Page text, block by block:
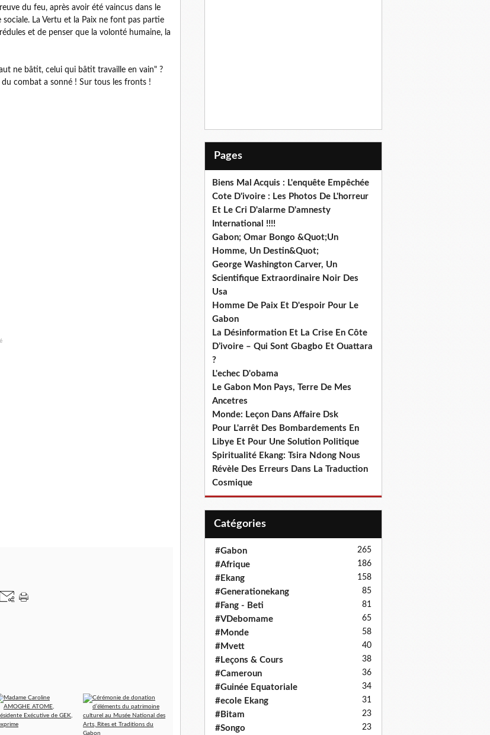
du feu, après avoir été vaincus dans le
La Vertu et la Paix ne font pas partie
et de penser que la volonté humaine, la
ne bâtit, celui qui bâtit travaille en vain" ?
du combat a sonné ! Sur tous les fronts !
Pages
Biens Mal Acquis : L'enquête Empêchée
Cote D'ivoire : Les Photos De L'horreur
Et Le Cri D'alarme D'amnesty
International !!!!
Gabon; Omar Bongo &Quot;Un
Homme, Un Destin&Quot;
George Washington Carver, Un
Scientifique Extraordinaire Noir Des
Usa
Homme De Paix Et D'espoir Pour Le
Gabon
La Désinformation Et La Crise En Côte
D’ivoire – Qui Sont Gbagbo Et Ouattara
?
L'echec D'obama
Le Gabon Mon Pays, Terre De Mes
Ancetres
Monde: Leçon Dans Affaire Dsk
Pour L'arrêt Des Bombardements En
Libye Et Pour Une Solution Politique
Spiritualité Ekang: Tsira Ndong Nous
Révèle Des Erreurs Dans La Traduction
Cosmique
Catégories
#Gabon 265
#Afrique 186
#Ekang 158
#Generationekang 85
#Fang - Beti 81
#VDebomame 65
#Monde 58
#Mvett 40
#Leçons & Cours 38
#Cameroun 36
#Guinée Equatoriale 34
#ecole Ekang 31
#Bitam 23
#Songo 23